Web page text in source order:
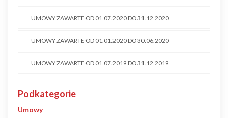
UMOWY ZAWARTE OD 01.07.2020 DO 31.12.2020
UMOWY ZAWARTE OD 01.01.2020 DO 30.06.2020
UMOWY ZAWARTE OD 01.07.2019 DO 31.12.2019
Podkategorie
Umowy